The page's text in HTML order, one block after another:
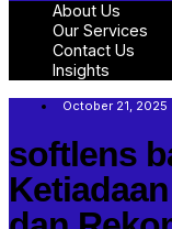
About Us
Our Services
Contact Us
Insights
October 21, 2025
softlens